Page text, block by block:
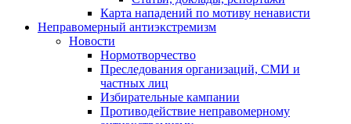
Карта нападений по мотиву ненависти
Неправомерный антиэкстремизм
Новости
Нормотворчество
Преследования организаций, СМИ и
частных лиц
Избирательные кампании
Противодействие неправомерному